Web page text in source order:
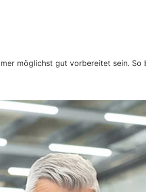
möglichst gut vorbereitet sein.